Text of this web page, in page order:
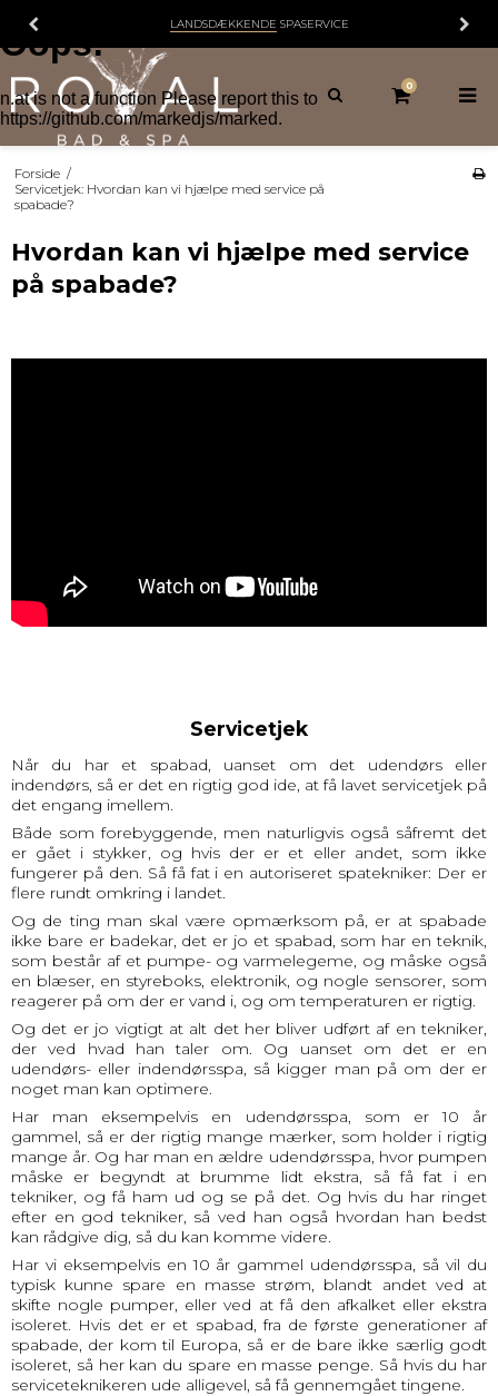
LANDSDÆKKENDE SPASERVICE
0
Forside /
Servicetjek: Hvordan kan vi hjælpe med service på
spabade?
Hvordan kan vi hjælpe med service
på spabade?
Servicetjek
Når du har et spabad, uanset om det udendørs eller
indendørs, så er det en rigtig god ide, at få lavet servicetjek på
det engang imellem.
Både som forebyggende, men naturligvis også såfremt det
er gået i stykker, og hvis der er et eller andet, som ikke
fungerer på den. Så få fat i en autoriseret spatekniker: Der er
flere rundt omkring i landet.
Og de ting man skal være opmærksom på, er at spabade
ikke bare er badekar, det er jo et spabad, som har en teknik,
som består af et pumpe- og varmelegeme, og måske også
en blæser, en styreboks, elektronik, og nogle sensorer, som
reagerer på om der er vand i, og om temperaturen er rigtig.
Og det er jo vigtigt at alt det her bliver udført af en tekniker,
der ved hvad han taler om. Og uanset om det er en
udendørs- eller indendørsspa, så kigger man på om der er
noget man kan optimere.
Har man eksempelvis en udendørsspa, som er 10 år
gammel, så er der rigtig mange mærker, som holder i rigtig
mange år. Og har man en ældre udendørsspa, hvor pumpen
måske er begyndt at brumme lidt ekstra, så få fat i en
tekniker, og få ham ud og se på det. Og hvis du har ringet
efter en god tekniker, så ved han også hvordan han bedst
kan rådgive dig, så du kan komme videre.
Har vi eksempelvis en 10 år gammel udendørsspa, så vil du
typisk kunne spare en masse strøm, blandt andet ved at
skifte nogle pumper, eller ved at få den afkalket eller ekstra
isoleret. Hvis det er et spabad, fra de første generationer af
spabade, der kom til Europa, så er de bare ikke særlig godt
isoleret, så her kan du spare en masse penge. Så hvis du har
serviceteknikeren ude alligevel, så få gennemgået tingene.